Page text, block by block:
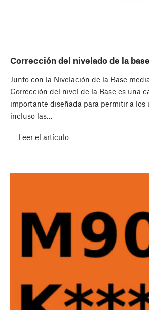
Corrección del nivelado de la base
Junto con la Nivelación de la Base
Corrección del nivel de la Base es una
importante diseñada para permitir a los
incluso las…
Leer el artículo